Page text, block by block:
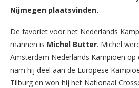
Nijmegen plaatsvinden.
De favoriet voor het Nederlands
mannen is Michel Butter. Michel
Amsterdam Nederlands Kampioen op
nam hij deel aan de Europese
Tilburg en won hij het Nationaal